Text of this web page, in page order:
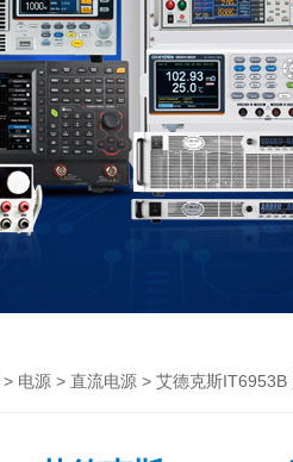
> 电源 > 直流电源 > 艾德克斯IT6953B